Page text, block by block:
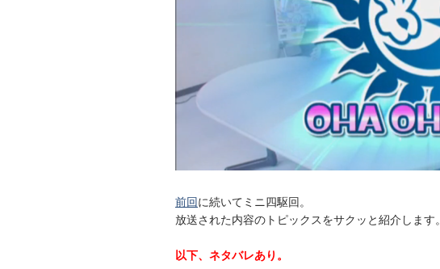
前回に続いてミニ四駆回。
放送された内容のトピックスをサクッと紹介します。
以下、ネタバレあり。